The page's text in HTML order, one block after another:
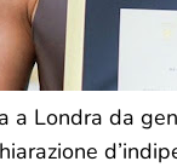
a Londra da